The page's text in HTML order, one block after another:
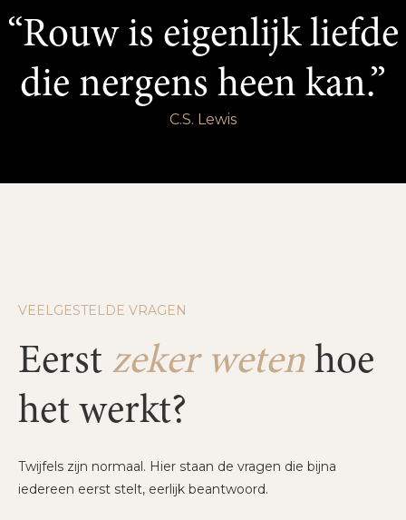
“Rouw is eigenlijk liefde
die nergens heen kan.”
C.S. Lewis
VEELGESTELDE VRAGEN
Eerst zeker weten hoe
het werkt?
Twijfels zijn normaal. Hier staan de vragen die bijna
iedereen eerst stelt, eerlijk beantwoord.